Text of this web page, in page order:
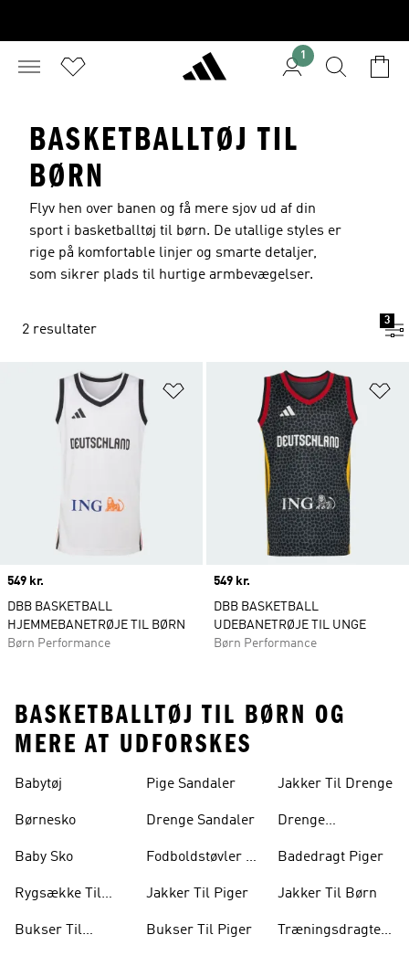
1
BASKETBALLTØJ TIL
BØRN
Flyv hen over banen og få mere sjov ud af din
sport i basketballtøj til børn. De utallige styles er
rige på komfortable linjer og smarte detaljer,
som sikrer plads til hurtige armbevægelser.
2 resultater
3
Føj til ønskeliste
Price
549 kr.
DBB BASKETBALL
HJEMMEBANETRØJE TIL BØRN
Børn Performance
Price
549 kr.
DBB BASKETBALL
UDEBANETRØJE TIL UNGE
Børn Performance
BASKETBALLTØJ TIL BØRN OG
MERE AT UDFORSKES
Babytøj
Børnesko
Baby Sko
Rygsække Til
Bukser Til
Pige Sandaler
Drenge Sandaler
Fodboldstøvler Til
Jakker Til Piger
Bukser Til Piger
Jakker Til Drenge
Drenge
Badedragt Piger
Jakker Til Børn
Træningsdragter